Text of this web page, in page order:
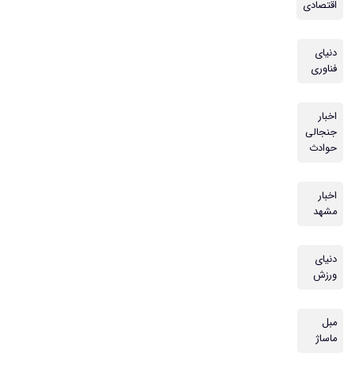
اقتصادی
دنیای
فناوری
اخبار
جنجالی
حوادث
اخبار
مشهد
دنیای
ورزش
مبل
ماساژ